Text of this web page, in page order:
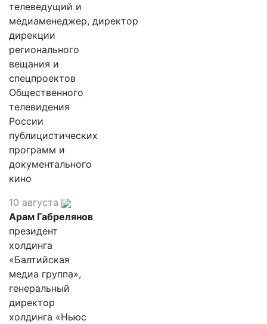
телеведущий и
медиаменеджер, директор
дирекции
регионального
вещания и
спецпроектов
Общественного
телевидения
России
публицистических
программ и
документального
кино
10 августа
Арам Габрелянов
президент
холдинга
«Балтийская
медиа группа»,
генеральный
директор
холдинга «Ньюс